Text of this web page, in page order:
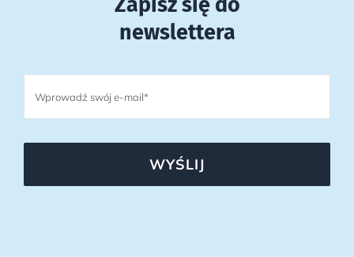
newslettera
WYŚLIJ